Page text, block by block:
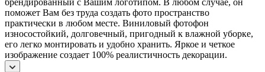
брендированный с Вашим логотипом. В любом случае, он
поможет Вам без труда создать фото пространство
практически в любом месте. Виниловый фотофон
износостойкий, долговечный, пригодный к влажной уборке,
его легко монтировать и удобно хранить. Яркое и четкое
изображение создает 100% реалистичность декорации.